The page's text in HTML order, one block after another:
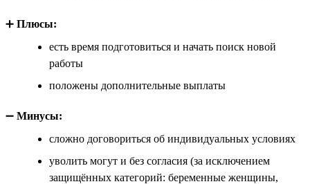
➕ Плюсы:
есть время подготовиться и начать поиск новой
работы
положены дополнительные выплаты
➖ Минусы:
сложно договориться об индивидуальных условиях
уволить могут и без согласия (за исключением
защищённых категорий: беременные женщины,